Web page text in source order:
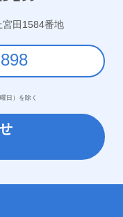
田1584番地
日）を除く